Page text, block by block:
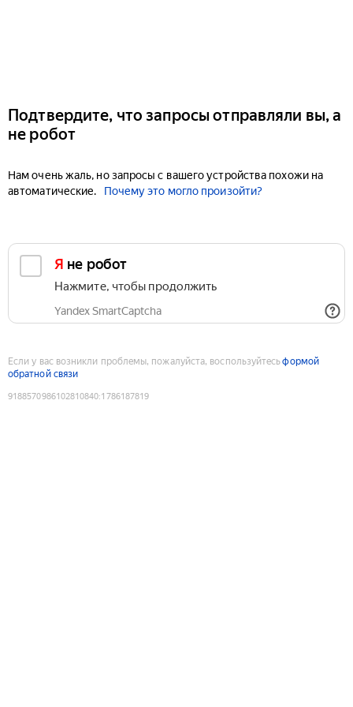
Подтвердите, что запросы отправляли вы, а
не робот
Нам очень жаль, но запросы с вашего устройства похожи на
автоматические.
Почему это могло произойти?
Я не робот
Нажмите, чтобы продолжить
Yandex SmartCaptcha
Если у вас возникли проблемы, пожалуйста, воспользуйтесьформой
обратной связи
9188570986102810840:1786187819